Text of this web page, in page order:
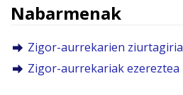
Nabarmenak
Zigor-aurrekarien ziurtagiria
Zigor-aurrekariak ezereztea